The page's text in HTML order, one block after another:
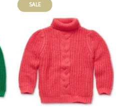
SALE